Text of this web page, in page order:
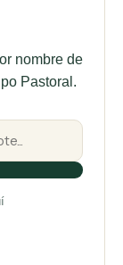
nombre de
Pastoral.